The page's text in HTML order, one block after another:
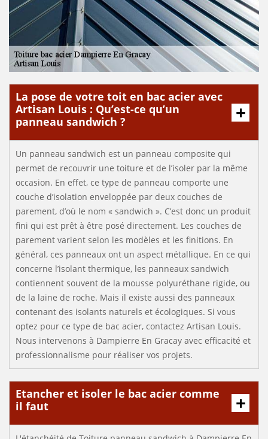
La pose de votre toit en bac acier avec
Artisan Louis : Qu’est-ce qu’un
panneau sandwich ?
Un panneau sandwich est un panneau composite qui
permet de recouvrir une toiture et de l’isoler par la même
occasion. En effet, ce type de panneau comporte une
couche d’isolation enveloppée par deux couches de
parement, d’où le nom « sandwich ». C’est donc un produit
fini qui est prêt à être posé directement. Les couches de
parement varient selon les modèles et les finitions. En
général, ces panneaux ont un aspect métallique. En ce qui
concerne l’isolant thermique, les panneaux sandwich
contiennent souvent de la mousse polyuréthane rigide, ou
de la laine de roche. Mais il existe aussi des panneaux
contenant des isolants naturels et écologiques. Si vous
optez pour ce type de bac acier, contactez Artisan Louis.
Nous intervenons à Dampierre En Gracay avec efficacité et
professionnalisme pour réaliser vos projets.
Etancher et isoler le bac acier comme
il faut